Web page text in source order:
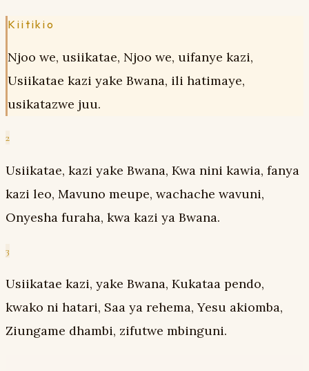
Kiitikio
Njoo we, usiikatae, Njoo we, uifanye kazi,
Usiikatae kazi yake Bwana, ili hatimaye,
usikatazwe juu.
2
Usiikatae, kazi yake Bwana, Kwa nini kawia, fanya
kazi leo, Mavuno meupe, wachache wavuni,
Onyesha furaha, kwa kazi ya Bwana.
3
Usiikatae kazi, yake Bwana, Kukataa pendo,
kwako ni hatari, Saa ya rehema, Yesu akiomba,
Ziungame dhambi, zifutwe mbinguni.